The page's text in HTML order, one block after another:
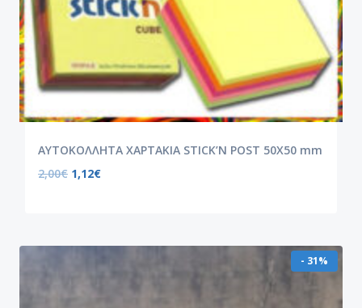
ΑΥΤΟΚΟΛΛΗΤΑ ΧΑΡΤΑΚΙΑ STICK’N POST 50X50 mm
2,00€ 1,12€
- 31%